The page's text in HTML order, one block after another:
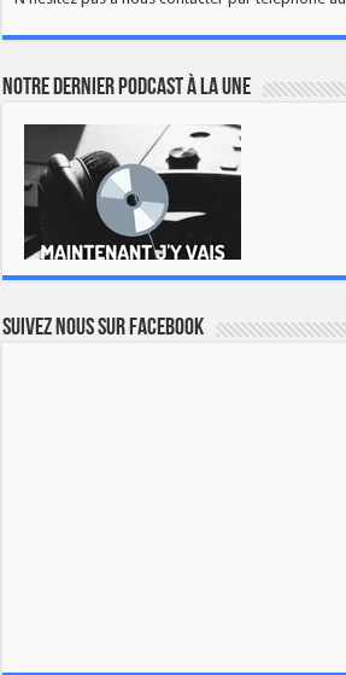
Notre dernier podcast à la une
Suivez nous sur Facebook